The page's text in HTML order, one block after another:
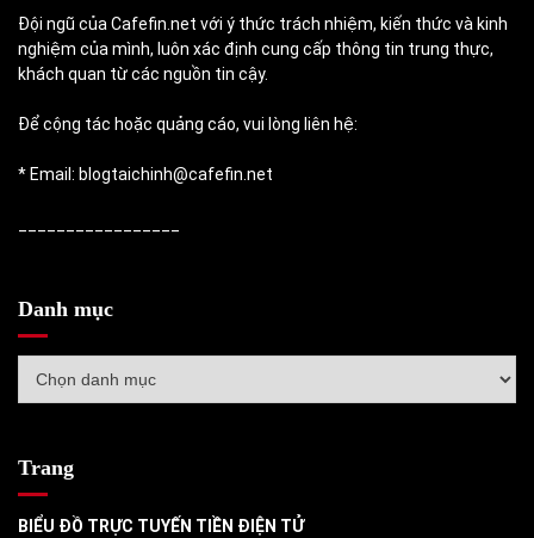
Đội ngũ của Cafefin.net với ý thức trách nhiệm, kiến thức và kinh
nghiệm của mình, luôn xác định cung cấp thông tin trung thực,
khách quan từ các nguồn tin cậy.
Để cộng tác hoặc quảng cáo, vui lòng liên hệ:
* Email: blogtaichinh@cafefin.net
Danh mục
mục
Trang
BIỂU ĐỒ TRỰC TUYẾN TIỀN ĐIỆN TỬ